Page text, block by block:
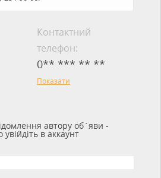
Контактний
телефон:
0** *** ** **
Показати
автору об`яви -
в аккаунт